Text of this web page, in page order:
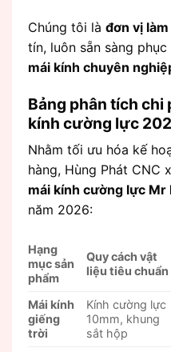
Chúng tôi là đơn vị
tín, luôn sẵn sàng
mái kính chuyên
Bảng phân tích chi
kính cường lực
Nhằm tối ưu hóa kế
hàng, Hùng Phát CNC
mái kính cường lực Mr
năm 2026:
Hạng
mục sản
phẩm
Quy cách vật
liệu tiêu chuẩn
Mái kính
giếng
trời
Kính cường lực
10mm, khung
sắt hộp